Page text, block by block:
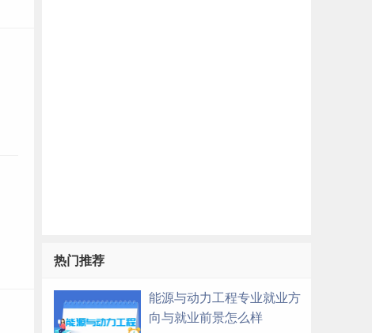
热门推荐
能源与动力工程专业就业方
向与就业前景怎么样